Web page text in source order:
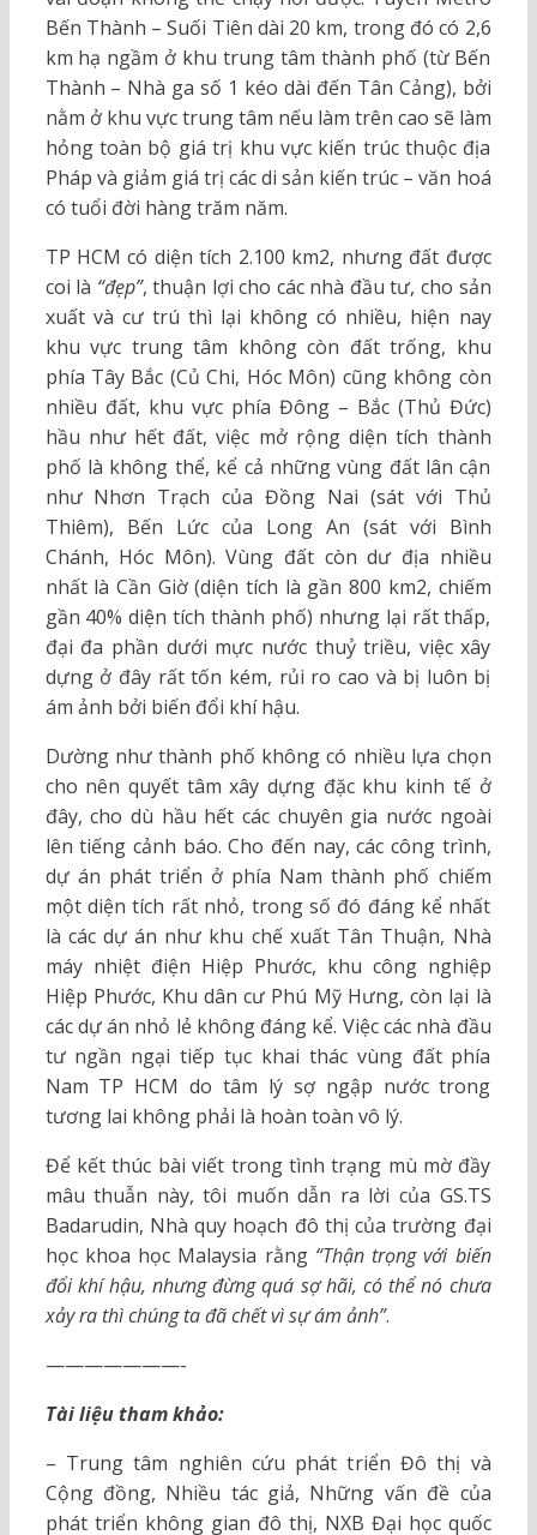
Bến Thành – Suối Tiên dài 20 km, trong đó có 2,6
km hạ ngầm ở khu trung tâm thành phố (từ Bến
Thành – Nhà ga số 1 kéo dài đến Tân Cảng), bởi
nằm ở khu vực trung tâm nếu làm trên cao sẽ làm
hỏng toàn bộ giá trị khu vực kiến trúc thuộc địa
Pháp và giảm giá trị các di sản kiến trúc – văn hoá
có tuổi đời hàng trăm năm.
TP HCM có diện tích 2.100 km2, nhưng đất được
coi là “đẹp”, thuận lợi cho các nhà đầu tư, cho sản
xuất và cư trú thì lại không có nhiều, hiện nay
khu vực trung tâm không còn đất trống, khu
phía Tây Bắc (Củ Chi, Hóc Môn) cũng không còn
nhiều đất, khu vực phía Đông – Bắc (Thủ Đức)
hầu như hết đất, việc mở rộng diện tích thành
phố là không thể, kể cả những vùng đất lân cận
như Nhơn Trạch của Đồng Nai (sát với Thủ
Thiêm), Bến Lức của Long An (sát với Bình
Chánh, Hóc Môn). Vùng đất còn dư địa nhiều
nhất là Cần Giờ (diện tích là gần 800 km2, chiếm
gần 40% diện tích thành phố) nhưng lại rất thấp,
đại đa phần dưới mực nước thuỷ triều, việc xây
dựng ở đây rất tốn kém, rủi ro cao và bị luôn bị
ám ảnh bởi biến đổi khí hậu.
Dường như thành phố không có nhiều lựa chọn
cho nên quyết tâm xây dựng đặc khu kinh tế ở
đây, cho dù hầu hết các chuyên gia nước ngoài
lên tiếng cảnh báo. Cho đến nay, các công trình,
dự án phát triển ở phía Nam thành phố chiếm
một diện tích rất nhỏ, trong số đó đáng kể nhất
là các dự án như khu chế xuất Tân Thuận, Nhà
máy nhiệt điện Hiệp Phước, khu công nghiệp
Hiệp Phước, Khu dân cư Phú Mỹ Hưng, còn lại là
các dự án nhỏ lẻ không đáng kể. Việc các nhà đầu
tư ngần ngại tiếp tục khai thác vùng đất phía
Nam TP HCM do tâm lý sợ ngập nước trong
tương lai không phải là hoàn toàn vô lý.
Để kết thúc bài viết trong tình trạng mù mờ đầy
mâu thuẫn này, tôi muốn dẫn ra lời của GS.TS
Badarudin, Nhà quy hoạch đô thị của trường đại
học khoa học Malaysia rằng“Thận trọng với biến
đổi khí hậu, nhưng đừng quá sợ hãi, có thể nó chưa
xảy ra thì chúng ta đã chết vì sự ám ảnh”.
———————-
Tài liệu tham khảo:
– Trung tâm nghiên cứu phát triển Đô thị và
Cộng đồng, Nhiều tác giả, Những vấn đề của
phát triển không gian đô thị, NXB Đại học quốc